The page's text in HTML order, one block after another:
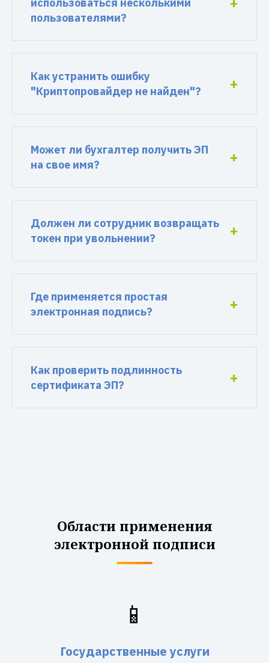
пользователями?
Как устранить ошибку
"Криптопровайдер не найден"?
Может ли бухгалтер получить ЭП
на свое имя?
Должен ли сотрудник возвращать
токен при увольнении?
Где применяется простая
электронная подпись?
Как проверить подлинность
сертификата ЭП?
Области применения
электронной подписи
📱
Государственные услуги